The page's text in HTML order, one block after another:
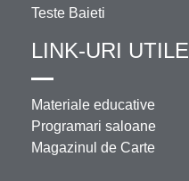
Teste Baieti
LINK-URI UTILE
Materiale educative
Programari saloane
Magazinul de Carte